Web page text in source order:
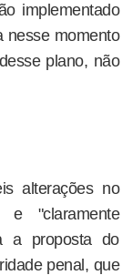
implementado
nesse momento
plano, não
alterações no
e "claramente
a proposta do
penal, que